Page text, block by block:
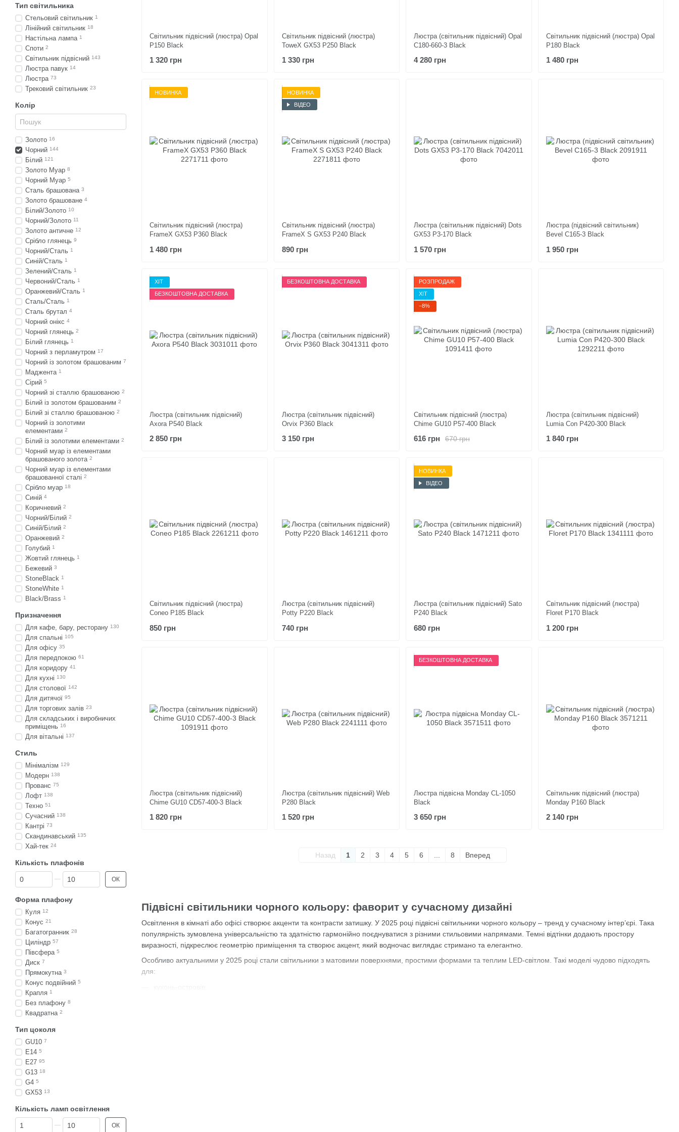
Підвісні світильники чорного кольору: фаворит у сучасному дизайні
Освітлення в кімнаті або офісі створює акценти та контрасти затишку. У 2025 році підвісні світильники чорного кольору – тренд у сучасному інтер’єрі. Така
популярність зумовлена універсальністю та здатністю гармонійно поєднуватися з різними стильовими напрямами. Темні відтінки додають простору
виразності, підкреслює геометрію приміщення та створює акцент, який водночас виглядає стримано та елегантно.
Особливо актуальними у 2025 році стали світильники з матовими поверхнями, простими формами та теплим LED-світлом. Такі моделі чудово підходять
для:
Світильник підвісний (люстра) Opal
P150 Black
1 320 грн
Світильник підвісний (люстра)
ToweX GX53 P250 Black
1 330 грн
Люстра (світильник підвісний) Opal
C180-660-3 Black
4 280 грн
Світильник підвісний (люстра) Opal
P180 Black
1 480 грн
НОВИНКА
Світильник підвісний (люстра)
FrameX GX53 P360 Black
1 480 грн
НОВИНКА
ВІДЕО
Світильник підвісний (люстра)
FrameX S GX53 P240 Black
890 грн
Люстра (світильник підвісний) Dots
GX53 P3-170 Black
1 570 грн
Люстра (підвісний світильник)
Bevel C165-3 Black
1 950 грн
ХІТ
БЕЗКОШТОВНА ДОСТАВКА
Люстра (світильник підвісний)
Axora P540 Black
2 850 грн
БЕЗКОШТОВНА ДОСТАВКА
Люстра (світильник підвісний)
Orvix P360 Black
3 150 грн
РОЗПРОДАЖ
ХІТ
−8%
Світильник підвісний (люстра)
Chime GU10 P57-400 Black
670 грн
616 грн
Люстра (світильник підвісний)
Lumia Con P420-300 Black
1 840 грн
Світильник підвісний (люстра)
Coneo P185 Black
850 грн
Люстра (світильник підвісний)
Potty P220 Black
740 грн
НОВИНКА
ВІДЕО
Люстра (світильник підвісний) Sato
P240 Black
680 грн
Світильник підвісний (люстра)
Floret P170 Black
1 200 грн
Люстра (світильник підвісний)
Chime GU10 СD57-400-3 Black
1 820 грн
Люстра (світильник підвісний) Web
P280 Black
1 520 грн
БЕЗКОШТОВНА ДОСТАВКА
Люстра підвісна Monday CL-1050
Black
3 650 грн
Світильник підвісний (люстра)
Monday P160 Black
2 140 грн
Назад 1 2 3 4 5 6 8 Вперед
Тип світильника
Стельовий світильник 1
Лінійний світильник 18
Настільна лампа 1
Споти 2
Світильник підвісний 143
Люстра павук 14
Люстра 73
Трековий світильник 23
Колір
Золото 16
Чорний 144
Білий 121
Золото Муар 8
Чорний Муар 5
Сталь брашована 3
Золото брашоване 4
Білий/Золото 10
Чорний/Золото 11
Золото античне 12
Срібло глянець 9
Чорний/Сталь 1
Синій/Сталь 1
Зелений/Сталь 1
Червоний/Сталь 1
Оранжевий/Сталь 1
Сталь/Сталь 1
Сталь брутал 4
Чорний онікс 4
Чорний глянець 2
Білий глянець 1
Чорний з перламутром 17
Чорний із золотом брашованим 7
Маджента 1
Сірий 5
Чорний зі сталлю брашованою 2
Білий із золотом брашованим 2
Білий зі сталлю брашованою 2
Чорний із золотими
елементами 2
Білий із золотими елементами 2
Чорний муар із елементами
брашованого золота 2
Чорний муар із елементами
брашованної сталі 2
Срібло муар 18
Синій 4
Коричневий 2
Чорний/Білий 2
Синій/Білий 2
Оранжевий 2
Голубий 1
Жовтий глянець 1
Бежевий 3
StoneBlack 1
StoneWhite 1
Black/Brass 1
Призначення
Для кафе, бару, ресторану 130
Для спальні 105
Для офісу 35
Для передпокою 61
Для коридору 41
Для кухні 130
Для столової 142
Для дитячої 95
Для торгових залів 23
Для складських і виробничих
приміщень 16
Для вітальні 137
Стиль
Мінімалізм 129
Модерн 138
Прованс 75
Лофт 138
Техно 51
Сучасний 138
Кантрі 73
Скандинавський 135
Хай-тек 24
Кількість плафонів
Від Кількість плафонів
До Кількість плафонів ОК
Форма плафону
Куля 12
Конус 21
Багатогранник 28
Циліндр 57
Півсфера 5
Диск 7
Прямокутна 3
Конус подвійний 5
Крапля 1
Без плафону 8
Квадратна 2
Тип цоколя
GU10 7
E14 5
E27 95
G13 18
G4 5
GX53 13
Кількість ламп освітлення
Від Кількість ламп освітлення
До Кількість ламп освітлення ОК